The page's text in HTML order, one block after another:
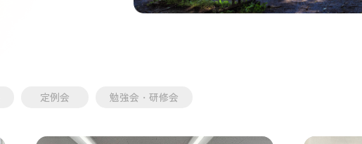
定例会 勉強会・研修会